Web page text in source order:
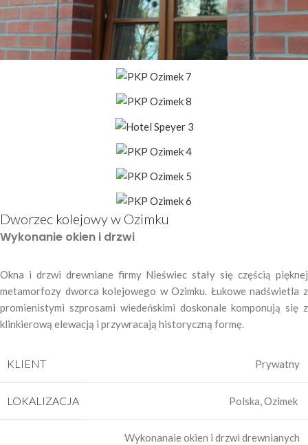
Dworzec kolejowy w Ozimku
Wykonanie okien i drzwi
Okna i drzwi drewniane firmy Nieświec stały się częścią pięknej
metamorfozy dworca kolejowego w Ozimku. Łukowe nadświetla z
promienistymi szprosami wiedeńskimi doskonale komponują się z
klinkierową elewacją i przywracają historyczną formę.
KLIENT Prywatny
LOKALIZACJA Polska, Ozimek
Wykonanaie okien i drzwi drewnianych